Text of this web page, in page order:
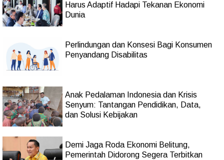
Harus Adaptif Hadapi Tekanan Ekonomi
Dunia
Perlindungan dan Konsesi Bagi Konsumen
Penyandang Disabilitas
Anak Pedalaman Indonesia dan Krisis
Senyum: Tantangan Pendidikan, Data,
dan Solusi Kebijakan
Demi Jaga Roda Ekonomi Belitung,
Pemerintah Didorong Segera Terbitkan